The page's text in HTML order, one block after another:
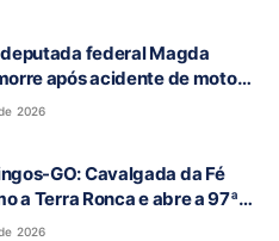
federal Magda
após acidente de moto
2026
GO: Cavalgada da Fé
a Terra Ronca e abre a 97ª
Bom Jesus da Lapa
2026